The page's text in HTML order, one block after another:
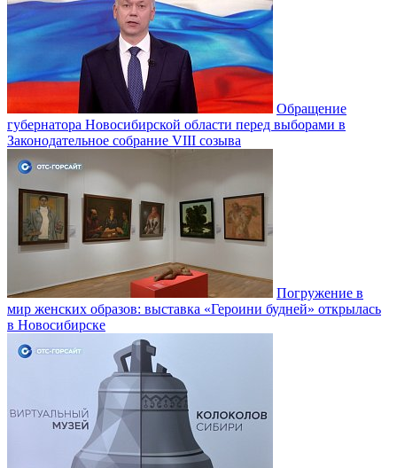
Обращение
губернатора Новосибирской области перед выборами в
Законодательное собрание VIII созыва
Погружение в
мир женских образов: выставка «Героини будней» открылась
в Новосибирске